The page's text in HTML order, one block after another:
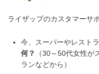
ライザップのカスタマーサ
今、スーパーやレスト
何？
（30～50代女性
ランなどから）